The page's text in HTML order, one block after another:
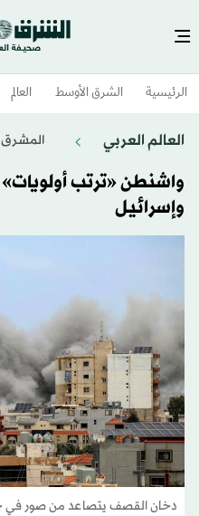
الرئيسية الشرق الأوسط​ العالم
العالم العربي المشرق
واشنطن «ترتب
وإسرائيل
دخان القصف يتصاعد من صور في